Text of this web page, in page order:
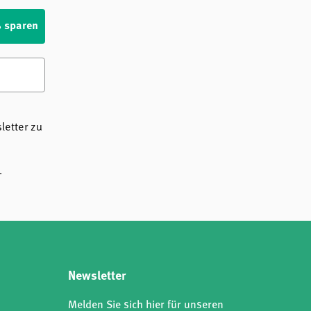
sparen
zu
.
Newsletter
Melden Sie sich hier für unseren